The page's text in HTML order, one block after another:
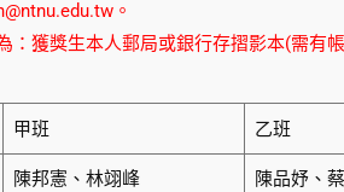
。
：獲獎生本人郵局或銀行存摺影本(需有
甲班 乙班
陳邦憲、林翊峰 陳品妤、